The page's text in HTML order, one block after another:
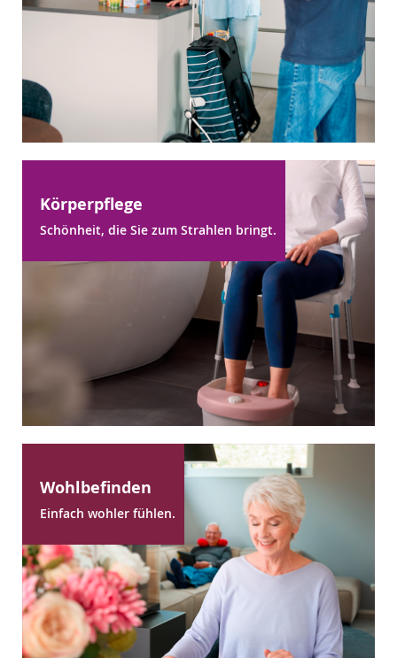
Körperpflege
Schönheit, die Sie zum Strahlen bringt.
Wohlbefinden
Einfach wohler fühlen.